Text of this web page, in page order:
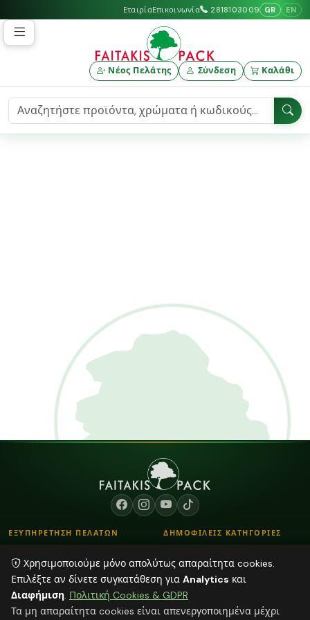
ΕταιρίαΕπικοινωνία 2818103009 GR EN
Νέος Πελάτης Σύνδεση Καλάθι
ΕΞΥΠΗΡΕΤΗΣΗ ΠΕΛΑΤΩΝ
Τρόποι Παραγγελίας
Τρόποι Αποστολής & Πληρωμής
Blog
ΔΗΜΟΦΙΛΕΙΣ ΚΑΤΗΓΟΡΙΕΣ
Κορδόνια
Αποξηραμένα φυτά
Plexiglass Διακοσμητικά
Χρησιμοποιούμε μόνο απολύτως απαραίτητα cookies.
Επιλέξτε αν δίνετε συγκατάθεση για Analytics και
Διαφήμιση. Πολιτική Cookies & GDPR
Τα μη απαραίτητα cookies είναι απενεργοποιημένα μέχρι